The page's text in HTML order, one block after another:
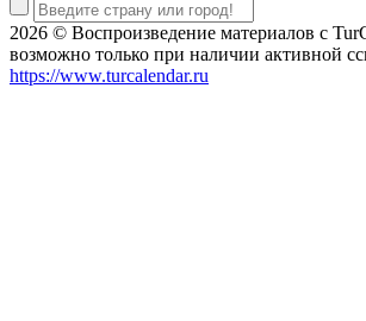
2026 © Воспроизведение материалов c
возможно только при наличии активной
https://www.turcalendar.ru